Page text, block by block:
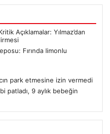
Açıklamalar: Yılmaz’dan
Fırında limonlu
park etmesine izin vermedi
patladı, 9 aylık bebeğin